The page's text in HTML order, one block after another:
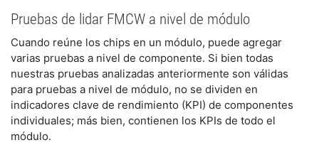
Pruebas de lidar FMCW a nivel de módulo
Cuando reúne los chips en un módulo, puede agregar
varias pruebas a nivel de componente. Si bien todas
nuestras pruebas analizadas anteriormente son válidas
para pruebas a nivel de módulo, no se dividen en
indicadores clave de rendimiento (KPI) de componentes
individuales; más bien, contienen los KPIs de todo el
módulo.